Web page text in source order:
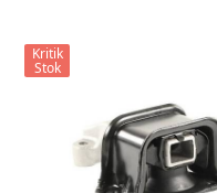
Kritik
Stok